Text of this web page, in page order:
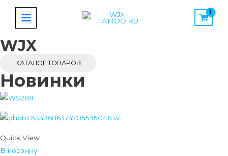
Перейти
содержимому
MAIN
MENU
WJX
КАТАЛОГ ТОВАРОВ
Новинки
Quick View
В корзину